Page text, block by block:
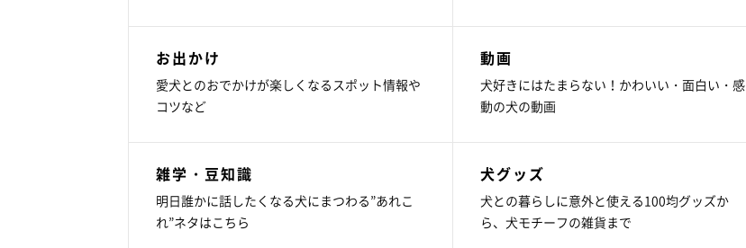
お出かけ
愛犬とのおでかけが楽しくなるスポット情報や
コツなど
動画
犬好きにはたまらない！かわいい・面白い・感
動の犬の動画
雑学・豆知識
明日誰かに話したくなる犬にまつわる”あれこ
れ”ネタはこちら
犬グッズ
犬との暮らしに意外と使える100均グッズか
ら、犬モチーフの雑貨まで